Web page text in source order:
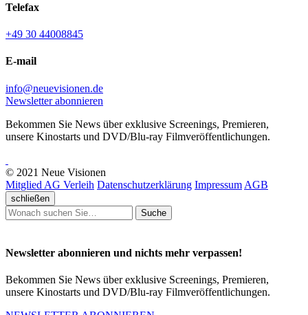
Telefax
+49 30 44008845
E-mail
info@neuevisionen.de
Newsletter abonnieren
Bekommen Sie News über exklusive Screenings, Premieren,
unsere Kinostarts und DVD/Blu-ray Filmveröffentlichungen.
© 2021 Neue Visionen
Mitglied AG Verleih Datenschutzerklärung Impressum AGB
schließen
Suche
Newsletter abonnieren und nichts mehr verpassen!
Bekommen Sie News über exklusive Screenings, Premieren,
unsere Kinostarts und DVD/Blu-ray Filmveröffentlichungen.